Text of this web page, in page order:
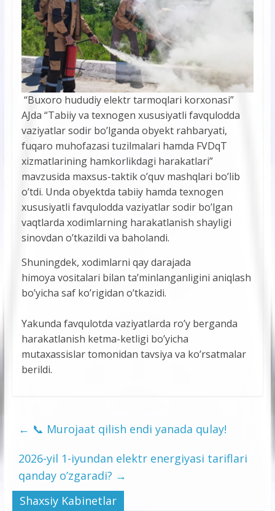
“Buxoro hududiy elektr tarmoqlari korxonasi”
AJda “Tabiiy va texnogen xususiyatli favqulodda
vaziyatlar sodir bo’lganda obyekt rahbaryati,
fuqaro muhofazasi tuzilmalari hamda FVDqT
xizmatlarining hamkorlikdagi harakаtlari”
mavzusida maxsus-taktik o’quv mashqlari bo’lib
o’tdi. Unda obyektda tabiiy hamda texnogen
xususiyatli favqulodda vaziyatlar sodir bo’lgan
vaqtlarda xodimlarning harakatlanish shayligi
sinovdan o’tkazildi va baholandi.
Shuningdek, xodimlarni qay darajada
himoya vositalari bilan ta’minlanganligini aniqlash
bo’yicha saf ko’rigidan o’tkazidi.
Yakunda favqulotda vaziyatlarda ro’y berganda
harakatlanish ketma-ketligi bo’yicha
mutaxassislar tomonidan tavsiya va ko’rsatmalar
berildi.
← 📞 Murojaat qilish endi yanada qulay!
2026-yil 1-iyundan elektr energiyasi tariflari
qanday o’zgaradi? →
Shaxsiy Kabinetlar